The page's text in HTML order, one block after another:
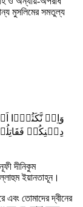
মুসলিমের সমতুল্য
وَاِنۡ نَّکَثُوۡۤا
دِیۡنِکُمۡ
দীনিকুম
ইয়ানতাহূন।
এবং তোমাদের দ্বীনের